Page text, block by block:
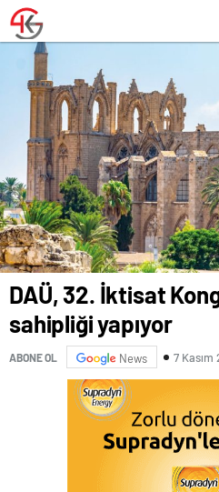
DAÜ, 32. İktisat
sahipliği yapıyor
ABONE OL News 7 Kasım
yapılıyor